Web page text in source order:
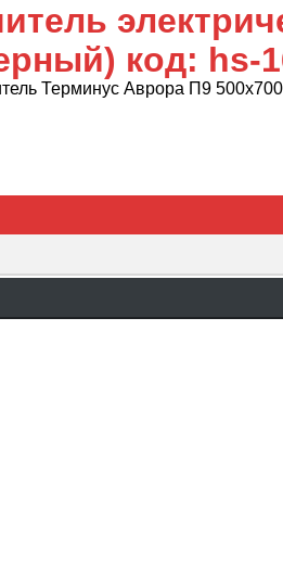
код: hs-
Терминус Аврора П9